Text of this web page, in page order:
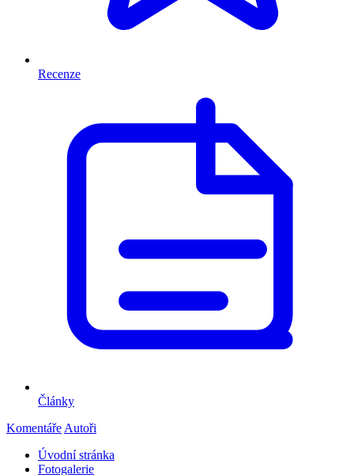
Recenze
Články
Komentáře Autoři
Úvodní stránka
Fotogalerie